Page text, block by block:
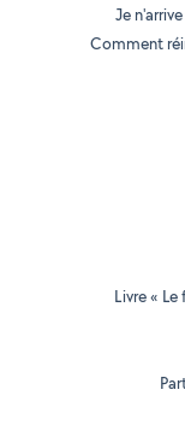
Je
Comment
Livre «